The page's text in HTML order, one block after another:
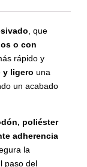
, que
o con
rápido y
y ligero una
un acabado
poliéster
adherencia
la
paso del